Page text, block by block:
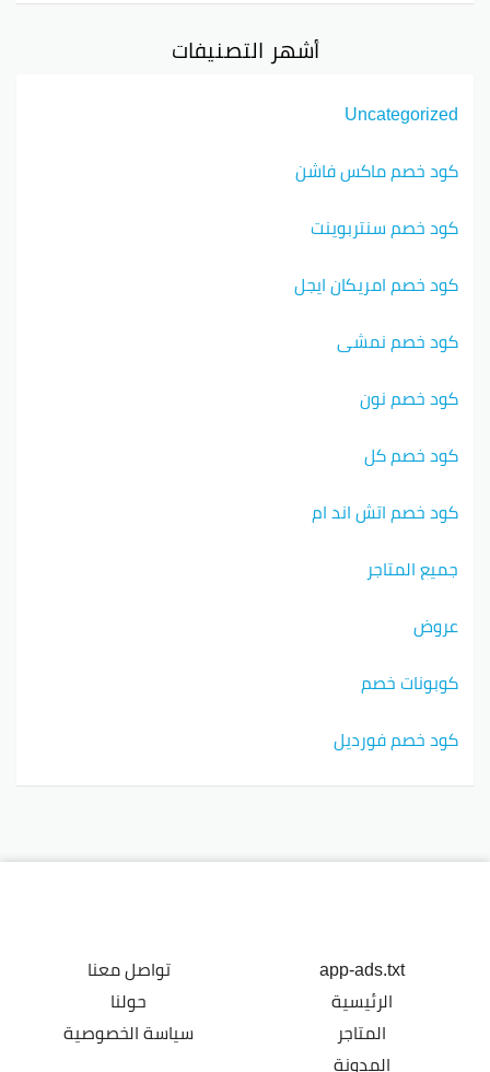
أشهر التصنيفات
Uncategorized
كود خصم ماكس فاشن
كود خصم سنتربوينت
كود خصم امريكان ايجل
كود خصم نمشي
كود خصم نون
كود خصم كل
كود خصم اتش اند ام
جميع المتاجر
عروض
كوبونات خصم
كود خصم فورديل
app-ads.txt
الرئيسية
المتاجر
المدونة
تواصل معنا
حولنا
سياسة الخصوصية